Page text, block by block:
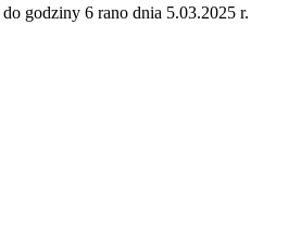
godziny 6 rano dnia 5.03.2025 r.